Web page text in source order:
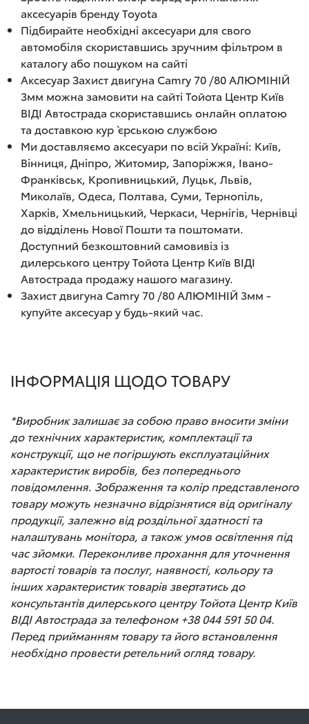
аксесуарів бренду Toyota
Підбирайте необхідні аксесуари для свого
автомобіля скориставшись зручним фільтром в
каталогу або пошуком на сайті
Аксесуар Захист двигуна Camry 70 /80 АЛЮМІНІЙ
3мм можна замовити на сайті Тойота Центр Київ
ВІДІ Автострада скориставшись онлайн оплатою
та доставкою кур`єрською службою
Ми доставляємо аксесуари по всій Україні: Київ,
Вінниця, Дніпро, Житомир, Запоріжжя, Івано-
Франківськ, Кропивницький, Луцьк, Львів,
Миколаїв, Одеса, Полтава, Суми, Тернопіль,
Харків, Хмельницький, Черкаси, Чернігів, Чернівці
до відділень Нової Пошти та поштомати.
Доступний безкоштовний самовивіз із
дилерського центру Тойота Центр Київ ВІДІ
Автострада продажу нашого магазину.
Захист двигуна Camry 70 /80 АЛЮМІНІЙ 3мм -
купуйте аксесуар у будь-який час.
ІНФОРМАЦІЯ ЩОДО ТОВАРУ
*Виробник залишає за собою право вносити зміни
до технічних характеристик, комплектації та
конструкції, що не погіршують експлуатаційних
характеристик виробів, без попереднього
повідомлення. Зображення та колір представленого
товару можуть незначно відрізнятися від оригіналу
продукції, залежно від роздільної здатності та
налаштувань монітора, а також умов освітлення під
час зйомки. Переконливе прохання для уточнення
вартості товарів та послуг, наявності, кольору та
інших характеристик товарів звертатись до
консультантів дилерського центру Тойота Центр Київ
ВІДІ Автострада за телефоном +38 044 591 50 04.
Перед прийманням товару та його встановлення
необхідно провести ретельний огляд товару.